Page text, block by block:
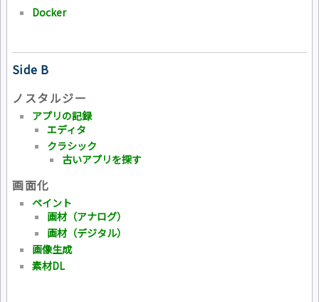
Docker
Side B
ノスタルジー
アプリの記録
エディタ
クラシック
古いアプリを探す
画面化
ペイント
画材（アナログ）
画材（デジタル）
画像生成
素材DL